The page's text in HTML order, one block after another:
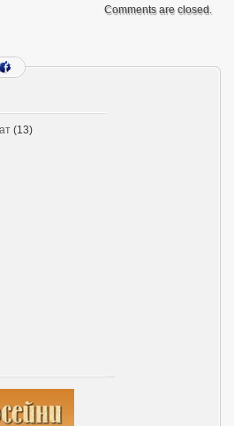
Comments are closed.
(13)